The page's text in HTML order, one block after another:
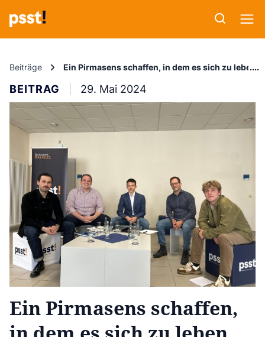
Beiträge Ein Pirmasens schaffen, in dem es sich zu leben
BEITRAG 29. Mai 2024
Ein Pirmasens schaffen,